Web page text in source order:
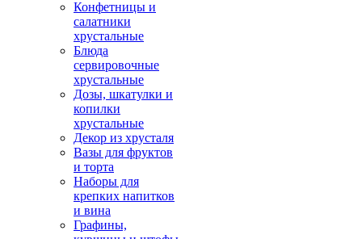
Конфетницы и
салатники
хрустальные
Блюда
сервировочные
хрустальные
Дозы, шкатулки и
копилки
хрустальные
Декор из хрусталя
Вазы для фруктов
и торта
Наборы для
крепких напитков
и вина
Графины,